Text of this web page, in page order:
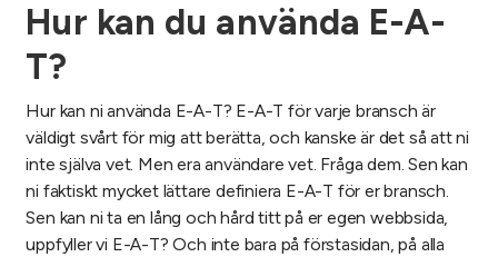
Hur kan du använda E-A-
T?
Hur kan ni använda E-A-T? E-A-T för varje bransch är
väldigt svårt för mig att berätta, och kanske är det så att ni
inte själva vet. Men era användare vet. Fråga dem. Sen kan
ni faktiskt mycket lättare definiera E-A-T för er bransch.
Sen kan ni ta en lång och hård titt på er egen webbsida,
uppfyller vi E-A-T? Och inte bara på förstasidan, på alla